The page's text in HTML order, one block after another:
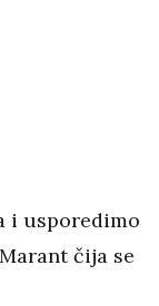
i usporedimo
čija se